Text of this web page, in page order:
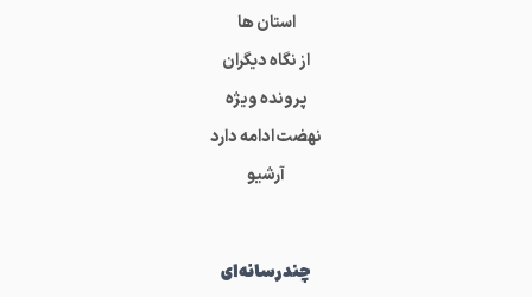
استان ها
از نگاه دیگران
پرونده ویژه
نهضت ادامه دارد
آرشیو
چندرسانه‌ای